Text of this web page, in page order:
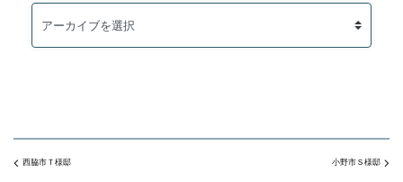
西脇市Ｔ様邸 小野市Ｓ様邸